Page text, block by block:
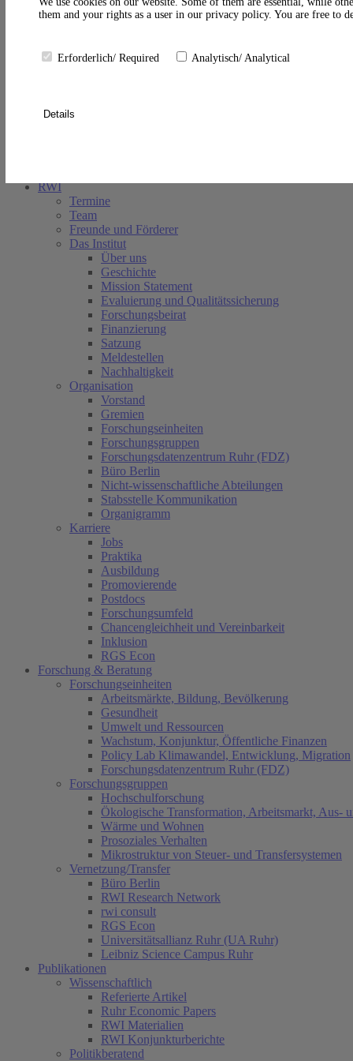
Suche schließen
RWI
Termine
Team
Freunde und Förderer
Das Institut
Über uns
Geschichte
Mission Statement
Evaluierung und Qualitätssicherung
Forschungsbeirat
Finanzierung
Satzung
Meldestellen
Nachhaltigkeit
Organisation
Vorstand
Gremien
Forschungseinheiten
Forschungsgruppen
Forschungsdatenzentrum Ruhr (FDZ)
Büro Berlin
Nicht-wissenschaftliche Abteilungen
Stabsstelle Kommunikation
Organigramm
Karriere
Jobs
Praktika
Ausbildung
Promovierende
Postdocs
Forschungsumfeld
Chancengleichheit und Vereinbarkeit
Inklusion
RGS Econ
Forschung & Beratung
Forschungseinheiten
Arbeitsmärkte, Bildung, Bevölkerung
Gesundheit
Umwelt und Ressourcen
Wachstum, Konjunktur, Öffentliche Finanzen
Policy Lab Klimawandel, Entwicklung, Migration
Forschungsdatenzentrum Ruhr (FDZ)
Forschungsgruppen
Hochschulforschung
Ökologische Transformation, Arbeitsmarkt, Aus-
Wärme und Wohnen
Prosoziales Verhalten
Mikrostruktur von Steuer- und Transfersystemen
Vernetzung/Transfer
Büro Berlin
RWI Research Network
rwi consult
RGS Econ
Universitätsallianz Ruhr (UA Ruhr)
Leibniz Science Campus Ruhr
Publikationen
Wissenschaftlich
Referierte Artikel
Ruhr Economic Papers
RWI Materialien
RWI Konjunkturberichte
Politikberatend
them and your rights as a user in our privacy policy. You are free to
Erforderlich/ Required Analytisch/ Analytical
Details